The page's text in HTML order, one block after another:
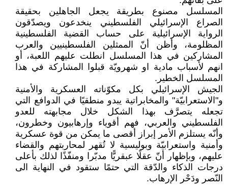
المسلسل مصنوع بطريقة يجعل الجاهلين بحقيقة
الصراع الإسرائيلي الفلسطيني ينخدعون ويصدّقون
الرواية الإسرائيلية على حساب القضية الفلسطينية
المظلومة، وأظن أنّ الممثلين الفلسطينيين والعرب
المشاركين في هذا المسلسل انطلت عليهم اللعبة، أو
انهم لأسباب مادية او شهرويّة قبلوا المشاركة في هذا
المسلسل الخطير.
الجيش الإسرائيلي بكل مكوّناته العسكرية والأمنية
و"الاستعرابيّة" والمخابراتية يبدو منطقيًا في الدوافع التي
تجعله يتصرَّف بهذا الشكل خلال مجابهته للعدو
الفلسطيني والعربي، فهم أقوياء وإرهابيون وخطرون،
وأنّه يستلزم الأمر إبراز أقصى ما يمكن من قوة عسكرية
وأمنية واستعرابيّة وبوليسية لا تُقهر لمحاربتهم والقضاء
عليهم، وبإظهار أنّ عقلًا عبقريًّا مدبّرا ومنفّذًا لذلك بأعلى
درجات الذكاء والدّقة التي حتمًا ستقود في النهاية الى
النّصر ودَحْر الإرهاب.